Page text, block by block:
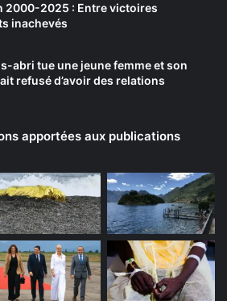
2000-2025 : Entre victoires
inachevés
abri tue une jeune femme et son
refusé d’avoir des relations
apportées aux publications